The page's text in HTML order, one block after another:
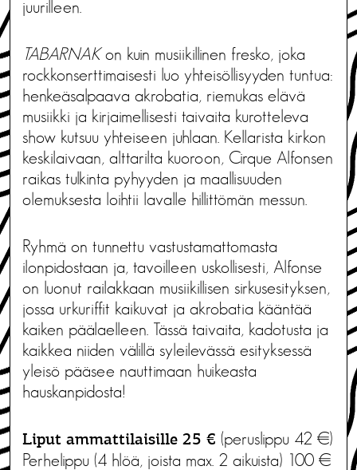
juurilleen.
TABARNAKon kuin musiikillinen fresko, joka
rockkonserttimaisesti luo yhteisöllisyyden tuntua:
henkeäsalpaava akrobatia, riemukas elävä
musiikki ja kirjaimellisesti taivaita kurotteleva
show kutsuu yhteiseen juhlaan. Kellarista kirkon
keskilaivaan, alttarilta kuoroon, Cirque Alfonsen
raikas tulkinta pyhyyden ja maallisuuden
olemuksesta loihtii lavalle hillittömän messun.
Ryhmä on tunnettu vastustamattomasta
ilonpidostaan ja, tavoilleen uskollisesti, Alfonse
on luonut railakkaan musiikillisen sirkusesityksen,
jossa urkuriffit kaikuvat ja akrobatia kääntää
kaiken päälaelleen. Tässä taivaita, kadotusta ja
kaikkea niiden välillä syleilevässä esityksessä
yleisö pääsee nauttimaan huikeasta
hauskanpidosta!
Liput ammattilaisille 25 € (peruslippu 42 €)
Perhelippu (4 hlöä, joista max. 2 aikuista) 100 €